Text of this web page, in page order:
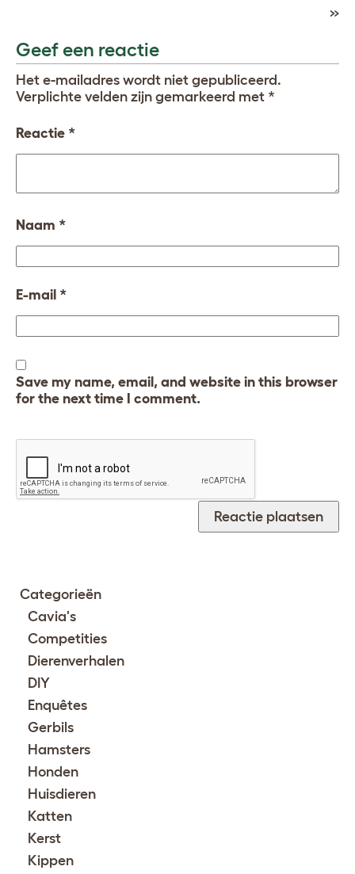
»
Geef een reactie
Het e-mailadres wordt niet gepubliceerd.
Verplichte velden zijn gemarkeerd met *
Reactie *
Naam *
E-mail *
Save my name, email, and website in this browser
for the next time I comment.
Categorieën
Cavia's
Competities
Dierenverhalen
DIY
Enquêtes
Gerbils
Hamsters
Honden
Huisdieren
Katten
Kerst
Kippen